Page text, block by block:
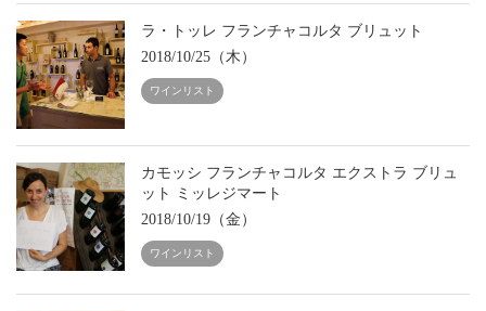
ラ・トッレ フランチャコルタ ブリュット
2018/10/25（木）
ワインリスト
カモッシ フランチャコルタ エクストラ ブリュ
ット ミッレジマート
2018/10/19（金）
ワインリスト